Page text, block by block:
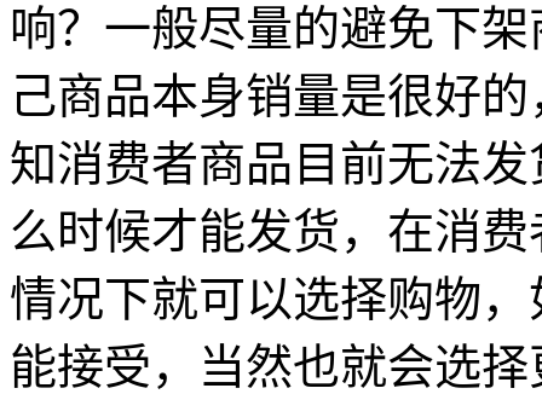
响？一般尽量的避免下
己商品本身销量是很好
知消费者商品目前无法
么时候才能发货，在消
情况下就可以选择购物
能接受，当然也就会选